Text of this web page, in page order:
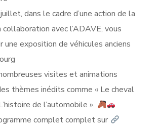
dans le cadre d’une action de la
avec l’ADAVE, vous
une exposition de véhicules anciens
visites et animations
thèmes inédits comme « Le cheval
de l’automobile ».
complet complet sur